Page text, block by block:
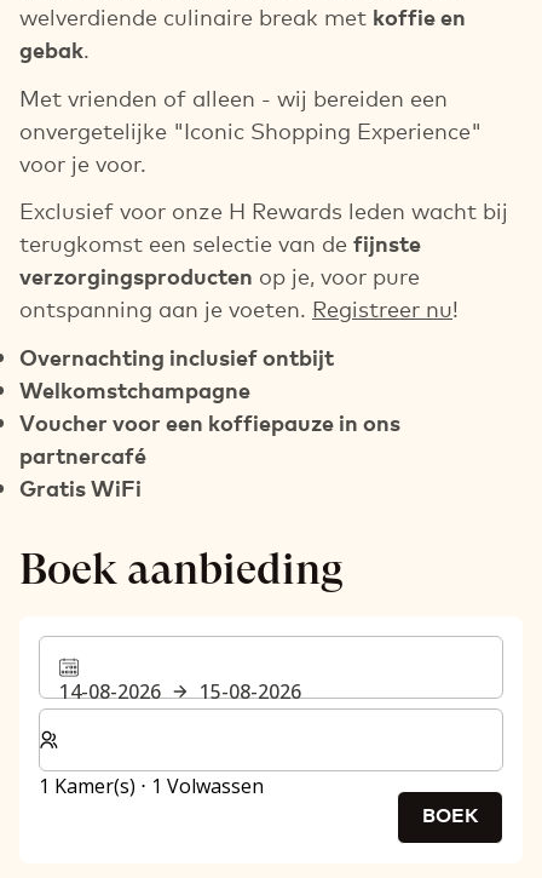
welverdiende culinaire break met koffie en
gebak.
Met vrienden of alleen - wij bereiden een
onvergetelijke "Iconic Shopping Experience"
voor je voor.
Exclusief voor onze H Rewards leden wacht bij
terugkomst een selectie van de fijnste
verzorgingsproducten op je, voor pure
ontspanning aan je voeten. Registreer nu!
Overnachting inclusief ontbijt
Welkomstchampagne
Voucher voor een koffiepauze in ons
partnercafé
Gratis WiFi
Boek aanbieding
14-08-2026
15-08-2026
Selecteer het aantal kamers en gasten voor je verblijf
1 Kamer(s) ⋅ 1 Volwassen
BOEK